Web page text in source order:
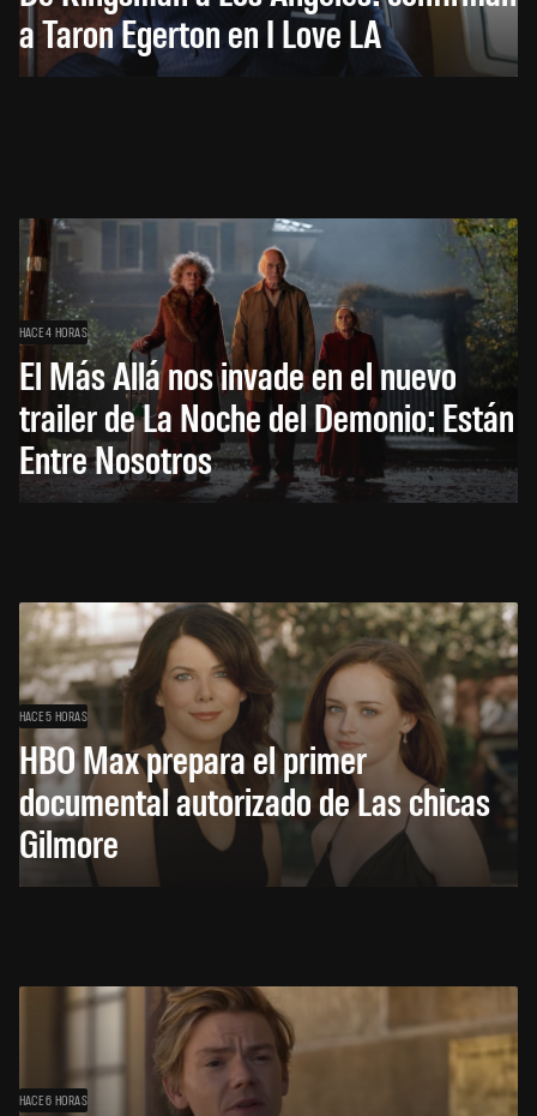
a Taron Egerton en I Love LA
HACE 4 HORAS
El Más Allá nos invade en el nuevo
trailer de La Noche del Demonio: Están
Entre Nosotros
HACE 5 HORAS
HBO Max prepara el primer
documental autorizado de Las chicas
Gilmore
HACE 6 HORAS